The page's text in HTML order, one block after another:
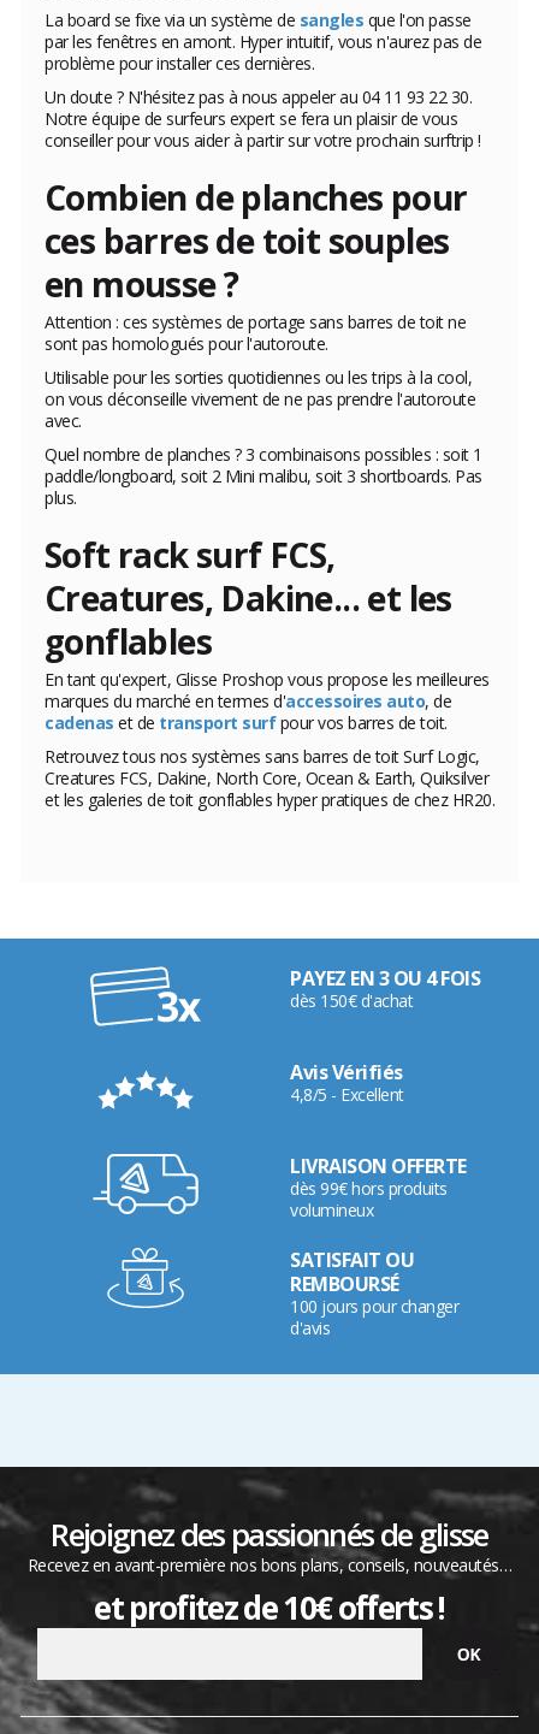
La board se fixe via un système de sangles que l'on passe
par les fenêtres en amont. Hyper intuitif, vous n'aurez pas de
problème pour installer ces dernières.
Un doute ? N'hésitez pas à nous appeler au 04 11 93 22 30.
Notre équipe de surfeurs expert se fera un plaisir de vous
conseiller pour vous aider à partir sur votre prochain surftrip !
Combien de planches pour
ces barres de toit souples
en mousse ?
Attention : ces systèmes de portage sans barres de toit ne
sont pas homologués pour l'autoroute.
Utilisable pour les sorties quotidiennes ou les trips à la cool,
on vous déconseille vivement de ne pas prendre l'autoroute
avec.
Quel nombre de planches ? 3 combinaisons possibles : soit 1
paddle/longboard, soit 2 Mini malibu, soit 3 shortboards. Pas
plus.
Soft rack surf FCS,
Creatures, Dakine... et les
gonflables
En tant qu'expert, Glisse Proshop vous propose les meilleures
marques du marché en termes d'accessoires auto, de
cadenas et de transport surfpour vos barres de toit.
Retrouvez tous nos systèmes sans barres de toit Surf Logic,
Creatures FCS, Dakine, North Core, Ocean & Earth, Quiksilver
et les galeries de toit gonflables hyper pratiques de chez HR20.
PAYEZ EN 3 OU 4 FOIS
dès 150€ d'achat
Avis Vérifiés
4,8/5 - Excellent
LIVRAISON OFFERTE
dès 99€ hors produits
volumineux
SATISFAIT OU
REMBOURSÉ
100 jours pour changer
d'avis
Rejoignez des passionnés de glisse
Recevez en avant-première nos bons plans, conseils, nouveautés…
et profitez de 10€ offerts !